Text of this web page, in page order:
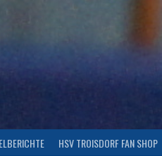
HSV TROISDORF FAN SHOP